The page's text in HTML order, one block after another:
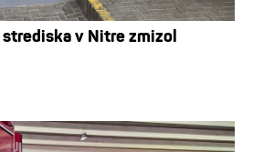
v Nitre zmizol